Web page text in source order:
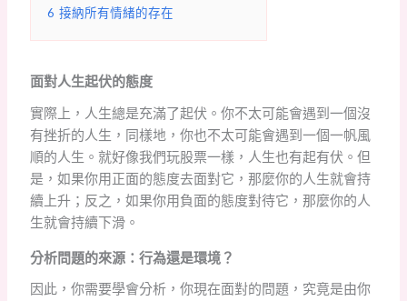
6 接納所有情緒的存在
面對人生起伏的態度
實際上，人生總是充滿了起伏。你不太可能會遇到一個沒
有挫折的人生，同樣地，你也不太可能會遇到一個一帆風
順的人生。就好像我們玩股票一樣，人生也有起有伏。但
是，如果你用正面的態度去面對它，那麼你的人生就會持
續上升；反之，如果你用負面的態度對待它，那麼你的人
生就會持續下滑。
分析問題的來源：行為還是環境？
因此，你需要學會分析，你現在面對的問題，究竟是由你